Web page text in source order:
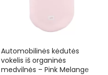
Automobilinės kėdutės
vokelis iš organinės
medvilnės – Pink Melange